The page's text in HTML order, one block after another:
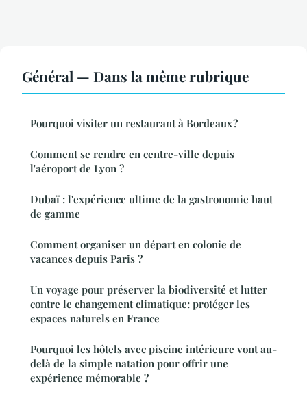
Général — Dans la même rubrique
Pourquoi visiter un restaurant à Bordeaux ?
Comment se rendre en centre-ville depuis
l'aéroport de Lyon ?
Dubaï : l'expérience ultime de la gastronomie haut
de gamme
Comment organiser un départ en colonie de
vacances depuis Paris ?
Un voyage pour préserver la biodiversité et lutter
contre le changement climatique: protéger les
espaces naturels en France
Pourquoi les hôtels avec piscine intérieure vont au-
delà de la simple natation pour offrir une
expérience mémorable ?